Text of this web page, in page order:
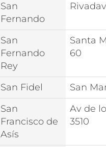
San
Fernando
San
Fernando
Rey
Santa
60
San Fidel San
San
Francisco de
Asís
Av de
3510